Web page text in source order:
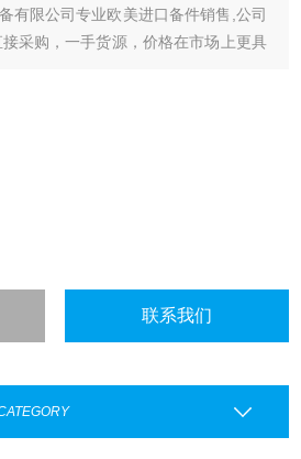
有限公司专业欧美进口备件销售,公司
采购，一手货源，价格在市场上更具
确保我们给客户惠的价格。
跟欧洲许多有直接的业务关系，使我
不能报价的品。
联系我们